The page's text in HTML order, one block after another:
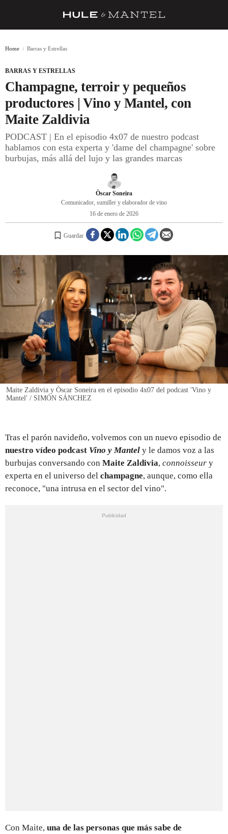
BARRAS Y ESTRELLAS
DÓNDE COMER
ÍDOLOS DE MESAS
CUADERNO DE VIAJE
REGISTRO
INICIAR SESIÓN
Home Barras y Estrellas
BARRAS Y ESTRELLAS
Champagne, terroir y pequeños
productores | Vino y Mantel, con
Maite Zaldivia
PODCAST | En el episodio 4x07 de nuestro podcast
hablamos con esta experta y 'dame del champagne' sobre
burbujas, más allá del lujo y las grandes marcas
Òscar Soneira
Comunicador, sumiller y elaborador de vino
16 de enero de 2026
Guardar
Maite Zaldivia y Òscar Soneira en el episodio 4x07 del podcast 'Vino y
Mantel' / SIMÓN SÁNCHEZ
Tras el parón navideño, volvemos con un nuevo episodio de
nuestro vídeo podcast Vino y Mantel y le damos voz a las
burbujas conversando con Maite Zaldivia, connoisseur y
experta en el universo del champagne, aunque, como ella
reconoce, "una intrusa en el sector del vino".
Con Maite, una de las personas que más sabe de